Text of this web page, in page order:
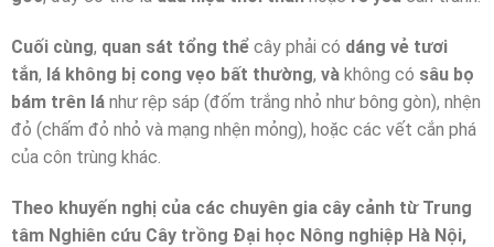
Cuối cùng, quan sát tổng thể cây phải có dáng vẻ tươi
tắn, lá không bị cong vẹo bất thường, và không có sâu bọ
bám trên lá như rệp sáp (đốm trắng nhỏ như bông gòn), nhện
đỏ (chấm đỏ nhỏ và mạng nhện mỏng), hoặc các vết cắn phá
của côn trùng khác.
Theo khuyến nghị của các chuyên gia cây cảnh từ Trung
tâm Nghiên cứu Cây trồng Đại học Nông nghiệp Hà Nội,